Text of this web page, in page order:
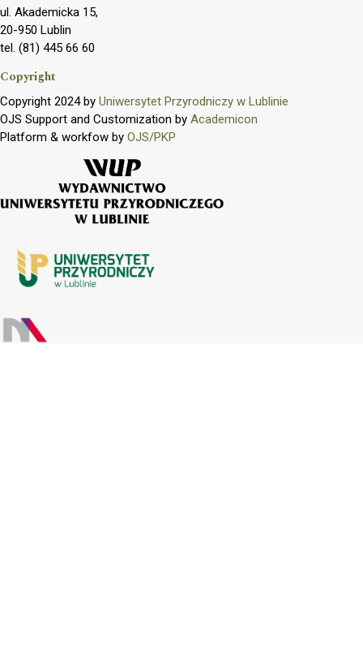
ul. Akademicka 15,
20-950 Lublin
tel. (81) 445 66 60
Copyright
Copyright 2024 by Uniwersytet Przyrodniczy w Lublinie
OJS Support and Customization by Academicon
Platform & workfow by OJS/PKP